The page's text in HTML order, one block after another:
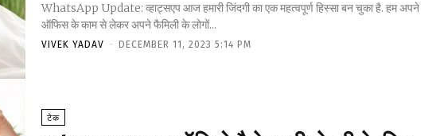
WhatsApp Update: व्हाट्सएप आज हमारी जिंदगी का एक महत्वपूर्ण हिस्सा बन चुका है. हम अपने
ऑफिस के काम से लेकर अपने फैमिली के लोगों...
VIVEK YADAV - DECEMBER 11, 2023 5:14 PM
टेक